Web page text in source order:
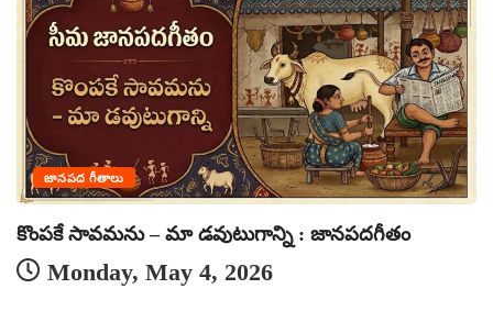
జానపద గీతాలు
కొంపకే సావమను – మా డవుటుగాన్ని : జానపదగీతం
Monday, May 4, 2026